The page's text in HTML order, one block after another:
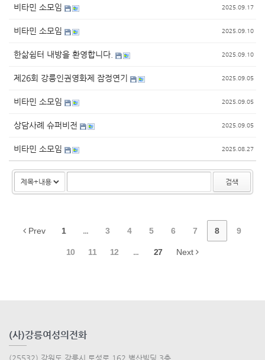
비타민 소모임 2025.09.17
비타민 소모임 2025.09.10
한삶쉼터 내방을 환영합니다. 2025.09.10
제26회 강릉인권영화제 잠정연기 2025.09.05
비타민 소모임 2025.09.05
상담사례 슈퍼비전 2025.09.05
비타민 소모임 2025.08.27
검색
Prev 1 ... 3 4 5 6 7 8 9
10 11 12 ... 27 Next
(사)강릉여성의전화
(25532) 강원도 강릉시 토성로 162 벽산빌딩 3층